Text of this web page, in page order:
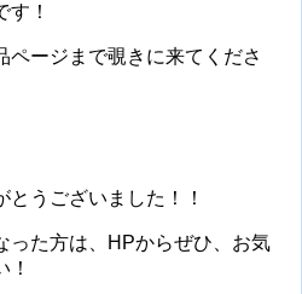
す！
ページまで覗きに来てくださ
うございました！！
った方は、HPからぜひ、お気